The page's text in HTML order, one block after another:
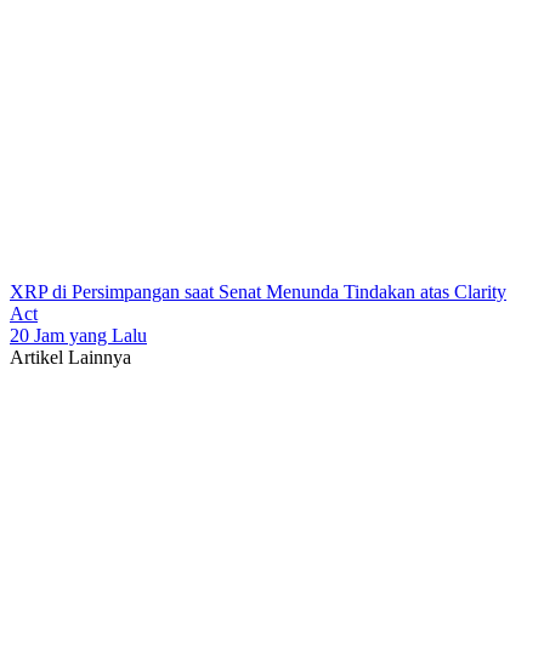
XRP di Persimpangan saat Senat Menunda Tindakan atas Clarity
Act
20 Jam yang Lalu
Artikel Lainnya